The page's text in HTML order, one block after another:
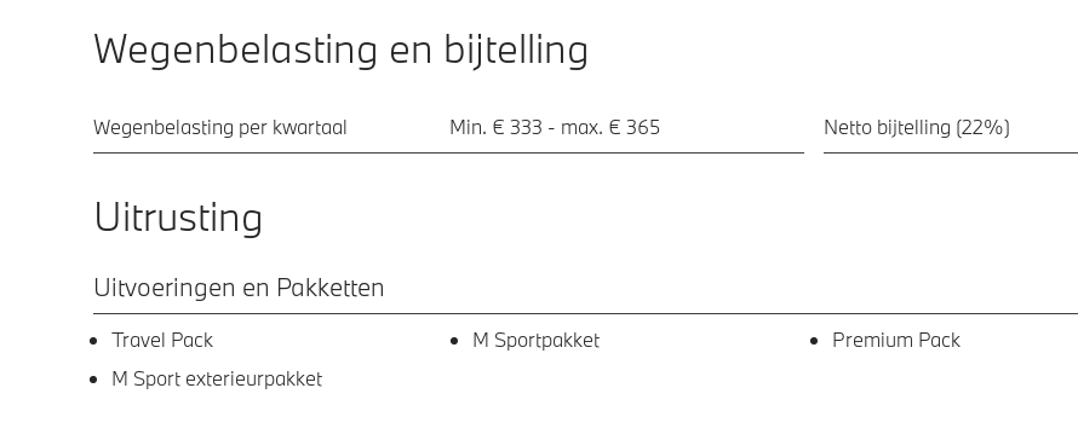
Wegenbelasting en bijtelling
Wegenbelasting per kwartaal Min. € 333 - max. € 365 Netto bijtelling (22%)
Uitrusting
Uitvoeringen en Pakketten
Travel Pack M Sportpakket Premium Pack
M Sport exterieurpakket